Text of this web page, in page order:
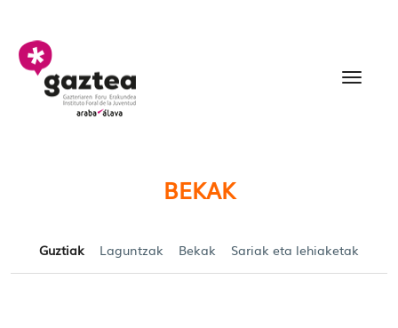
Eduki nagusira joan
BEKAK
Guztiak Laguntzak Bekak Sariak eta lehiaketak